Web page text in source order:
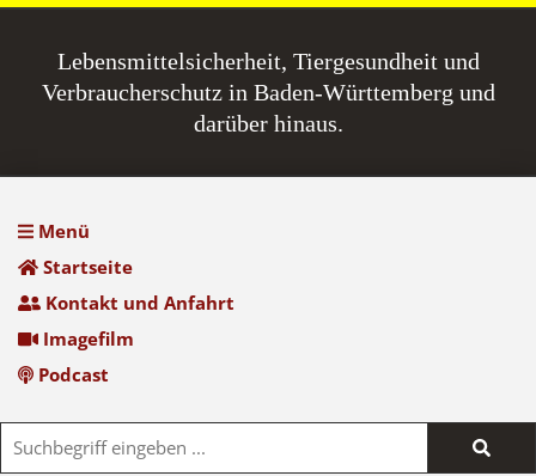
Lebensmittel­sicherheit, Tiergesundheit und
Verbraucherschutz in Baden-Württemberg und
darüber hinaus.
Menü
Startseite
Kontakt und Anfahrt
Imagefilm
Podcast